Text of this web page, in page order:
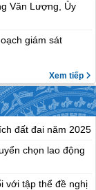
Văn Lượng, Ủy
giám sát
Xem tiếp
đất đai năm 2025
chọn lao động
với tập thể đề nghị